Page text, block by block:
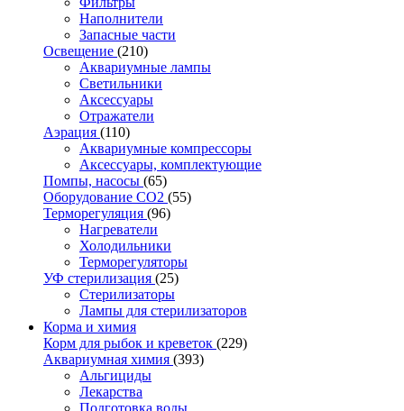
Наполнители
Запасные части
Освещение (210)
Аквариумные лампы
Светильники
Аксессуары
Отражатели
Аэрация (110)
Аквариумные компрессоры
Аксессуары, комплектующие
Помпы, насосы (65)
Оборудование CO2 (55)
Терморегуляция (96)
Нагреватели
Холодильники
Терморегуляторы
УФ стерилизация (25)
Стерилизаторы
Лампы для стерилизаторов
Корма и химия
Корм для рыбок и креветок (229)
Аквариумная химия (393)
Альгициды
Лекарства
Подготовка воды